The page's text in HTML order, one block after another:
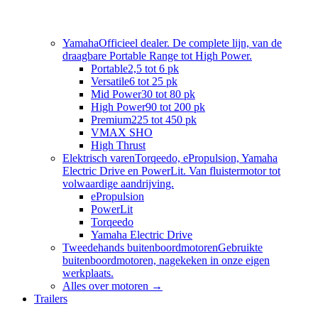
YamahaOfficieel dealer. De complete lijn, van de
draagbare Portable Range tot High Power.
Portable2,5 tot 6 pk
Versatile6 tot 25 pk
Mid Power30 tot 80 pk
High Power90 tot 200 pk
Premium225 tot 450 pk
VMAX SHO
High Thrust
Elektrisch varenTorqeedo, ePropulsion, Yamaha
Electric Drive en PowerLit. Van fluistermotor tot
volwaardige aandrijving.
ePropulsion
PowerLit
Torqeedo
Yamaha Electric Drive
Tweedehands buitenboordmotorenGebruikte
buitenboordmotoren, nagekeken in onze eigen
werkplaats.
Alles overmotoren →
Trailers